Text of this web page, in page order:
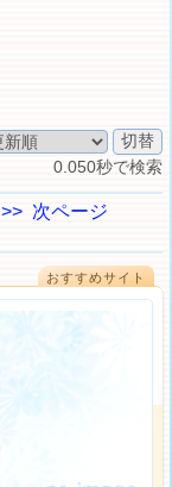
0.050秒で検索
>> 次ページ
おすすめサイト